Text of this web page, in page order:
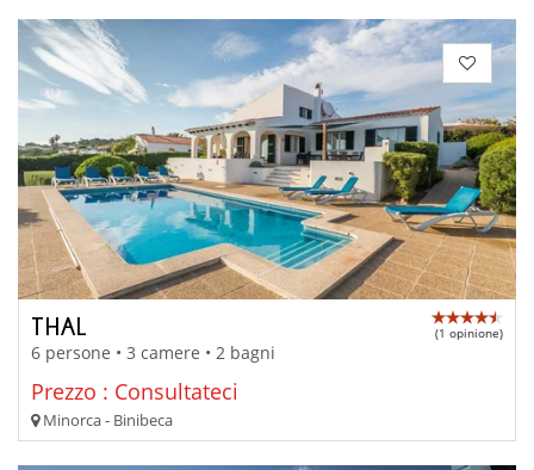
THAL (1 opinione)
6 persone • 3 camere • 2 bagni
Prezzo : Consultateci
Minorca - Binibeca